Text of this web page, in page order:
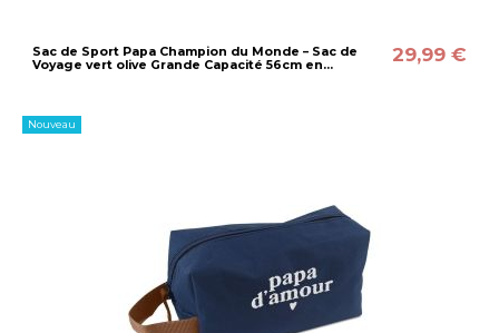
Sac de Sport Papa Champion du Monde – Sac de
Voyage vert olive Grande Capacité 56cm en...
29,99 €
Nouveau